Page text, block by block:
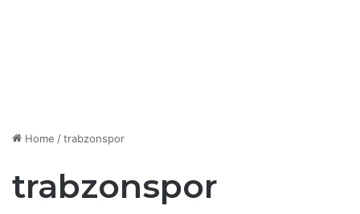
Home /trabzonspor
trabzonspor